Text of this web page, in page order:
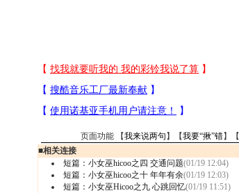
页面功能 【我来说两句 】【我要“揪”错】【
■相关连接
短篇：小女巫hicoo之四 交通问题(01/19 12:04)
短篇：小女巫hicoo之十 年年有余(01/19 12:03)
短篇：小女巫Hicoo之九 心跳回忆(01/19 11:51)